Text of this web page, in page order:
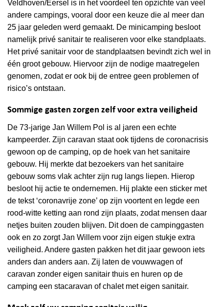
Veldhoven/Eersel is in het voordeel ten opzichte van veel
andere campings, vooral door een keuze die al meer dan
25 jaar geleden werd gemaakt. De minicamping besloot
namelijk privé sanitair te realiseren voor elke standplaats.
Het privé sanitair voor de standplaatsen bevindt zich wel in
één groot gebouw. Hiervoor zijn de nodige maatregelen
genomen, zodat er ook bij de entree geen problemen of
risico’s ontstaan.
Sommige gasten zorgen zelf voor extra veiligheid
De 73-jarige Jan Willem Pol is al jaren een echte
kampeerder. Zijn caravan staat ook tijdens de coronacrisis
gewoon op de camping, op de hoek van het sanitaire
gebouw. Hij merkte dat bezoekers van het sanitaire
gebouw soms vlak achter zijn rug langs liepen. Hierop
besloot hij actie te ondernemen. Hij plakte een sticker met
de tekst ‘coronavrije zone’ op zijn voortent en legde een
rood-witte ketting aan rond zijn plaats, zodat mensen daar
netjes buiten zouden blijven. Dit doen de campinggasten
ook en zo zorgt Jan Willem voor zijn eigen stukje extra
veiligheid. Andere gasten pakken het dit jaar gewoon iets
anders dan anders aan. Zij laten de vouwwagen of
caravan zonder eigen sanitair thuis en huren op de
camping een stacaravan of chalet met eigen sanitair.